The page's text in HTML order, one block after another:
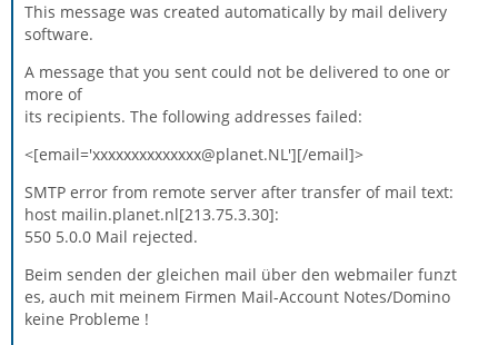
This message was created automatically by mail delivery
software.
A message that you sent could not be delivered to one or
more of
its recipients. The following addresses failed:
<[email='xxxxxxxxxxxxxx@planet.NL'][/email]>
SMTP error from remote server after transfer of mail text:
host mailin.planet.nl[213.75.3.30]:
550 5.0.0 Mail rejected.
Beim senden der gleichen mail über den webmailer funzt
es, auch mit meinem Firmen Mail-Account Notes/Domino
keine Probleme !